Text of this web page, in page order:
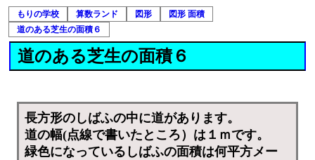
もりの学校 算数ランド 図形
図形 面積
道のある芝生の面積６
道のある芝生の面積６
長方形のしばふの中に道があります。
道の幅(点線で書いたところ）は１ｍです。
緑色になっているしばふの面積は何平方メー